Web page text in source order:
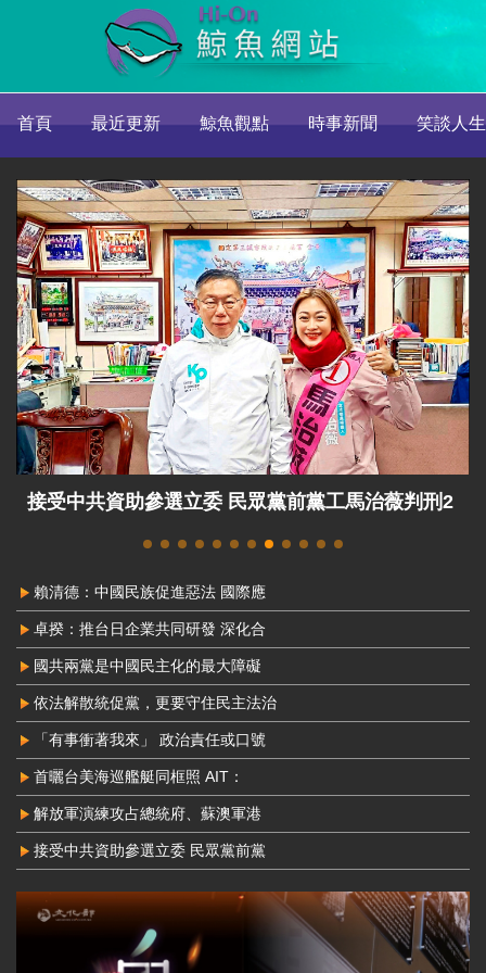
首頁 最近更新 鯨魚觀點 時事新聞 笑談人生
接受中共資助參選立委 民眾黨前黨工馬治薇判刑2
賴清德：中國民族促進惡法 國際應
卓揆：推台日企業共同研發 深化合
國共兩黨是中國民主化的最大障礙
依法解散統促黨，更要守住民主法治
「有事衝著我來」 政治責任或口號
首曬台美海巡艦艇同框照 AIT：
解放軍演練攻占總統府、蘇澳軍港
接受中共資助參選立委 民眾黨前黨